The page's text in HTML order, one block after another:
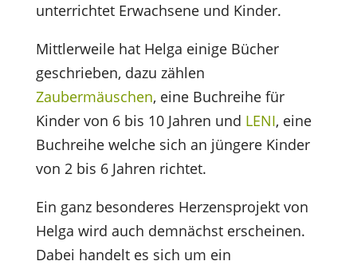
unterrichtet Erwachsene und Kinder.
Mittlerweile hat Helga einige Bücher
geschrieben, dazu zählen
Zaubermäuschen, eine Buchreihe für
Kinder von 6 bis 10 Jahren und LENI, eine
Buchreihe welche sich an jüngere Kinder
von 2 bis 6 Jahren richtet.
Ein ganz besonderes Herzensprojekt von
Helga wird auch demnächst erscheinen.
Dabei handelt es sich um ein